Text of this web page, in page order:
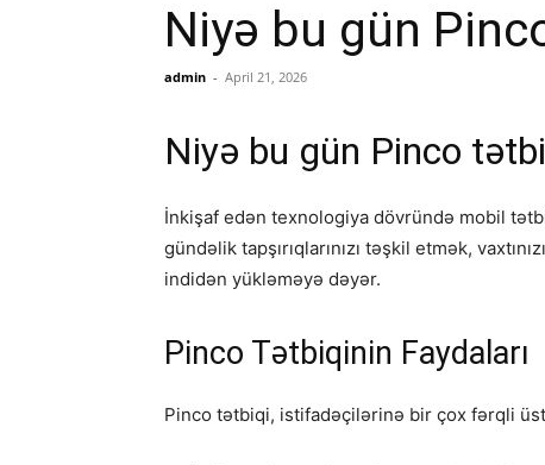
Niyə bu gün
admin - April 21, 2026
Niyə bu gün Pinco
İnkişaf edən texnologiya dövründə mobil
gündəlik tapşırıqlarınızı təşkil etmək,
indidən yükləməyə dəyər.
Pinco Tətbiqinin Faydaları
Pinco tətbiqi, istifadəçilərinə bir çox fərqli